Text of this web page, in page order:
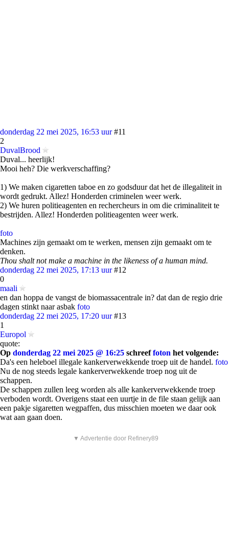
donderdag 22 mei 2025, 16:53 uur #11
2
DuvalBrood
Duval... heerlijk!
Mooi heh? Die werkverschaffing?
1) We maken cigaretten taboe en zo godsduur dat het de illegaliteit in
wordt gedrukt. Allez! Honderden criminelen weer werk.
2) We huren politieagenten en rechercheurs in om die criminaliteit te
bestrijden. Allez! Honderden politieagenten weer werk.
foto
Machines zijn gemaakt om te werken, mensen zijn gemaakt om te
denken.
Thou shalt not make a machine in the likeness of a human mind.
donderdag 22 mei 2025, 17:13 uur #12
0
maali
en dan hoppa de vangst de biomassacentrale in? dat dan de regio drie
dagen stinkt naar asbak foto
donderdag 22 mei 2025, 17:20 uur #13
1
Europol
quote:
Op donderdag 22 mei 2025 @ 16:25 schreeffoton het volgende:
Da's een heleboel illegale kankerverwekkende troep uit de handel. foto
Nu de nog steeds legale kankerverwekkende troep nog uit de
schappen.
De schappen zullen leeg worden als alle kankerverwekkende troep
verboden wordt. Overigens staat een uurtje in de file staan gelijk aan
een pakje sigaretten wegpaffen, dus misschien moeten we daar ook
wat aan gaan doen.
▼ Advertentie door Refinery89